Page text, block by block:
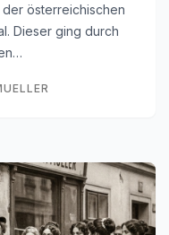
österreichischen
Dieser ging durch